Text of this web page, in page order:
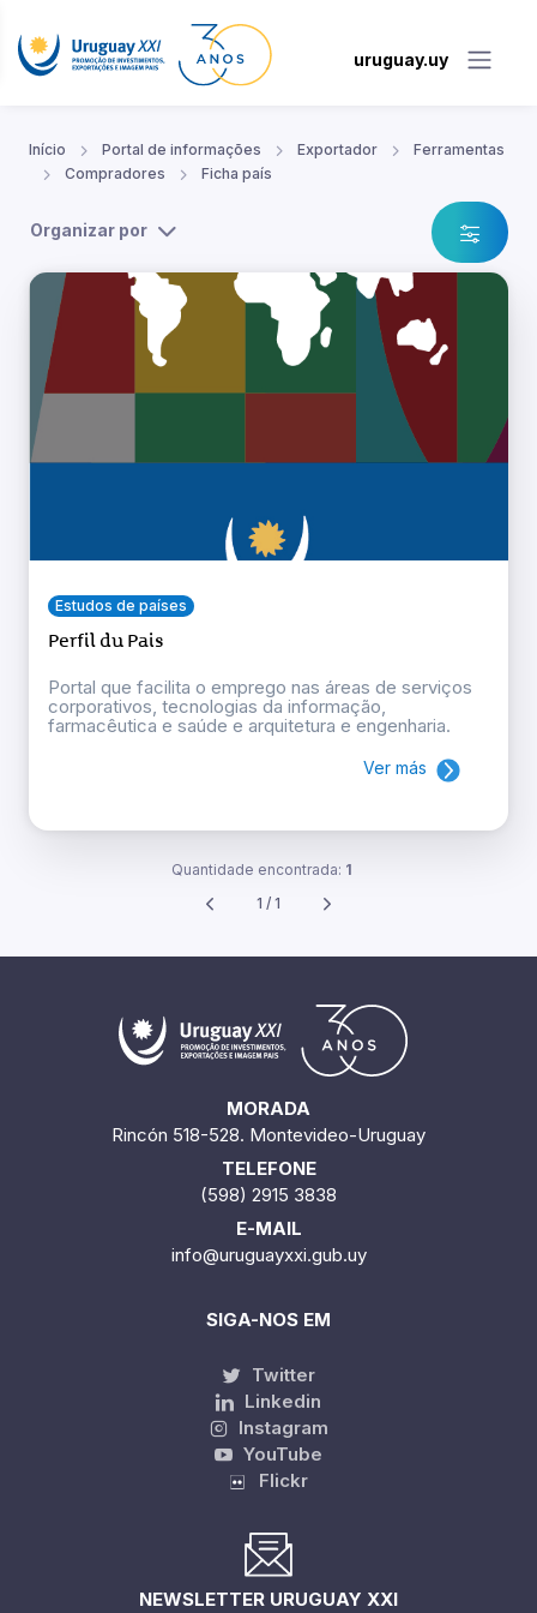
uruguay.uy
Início Portal de informações Exportador
Ferramentas
Compradores
Ficha país
Organizar por
Estudos de países
Perfil du Pais
Portal que facilita o emprego nas áreas de serviços
corporativos, tecnologias da informação,
farmacêutica e saúde e arquitetura e engenharia.
Ver más
Quantidade encontrada: 1
1 / 1
MORADA
Rincón 518-528. Montevideo-Uruguay
TELEFONE
(598) 2915 3838
E-MAIL
info@uruguayxxi.gub.uy
SIGA-NOS EM
Twitter
Linkedin
Instagram
YouTube
Flickr
NEWSLETTER URUGUAY XXI